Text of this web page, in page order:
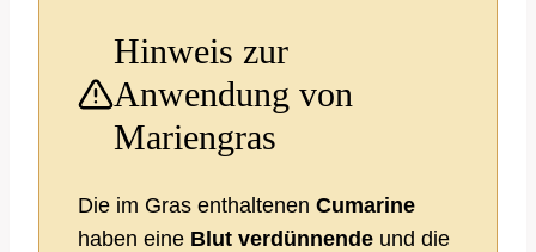
Hinweis zur
Anwendung von
Mariengras
Die im Gras enthaltenen Cumarine
haben eine Blut verdünnende und die